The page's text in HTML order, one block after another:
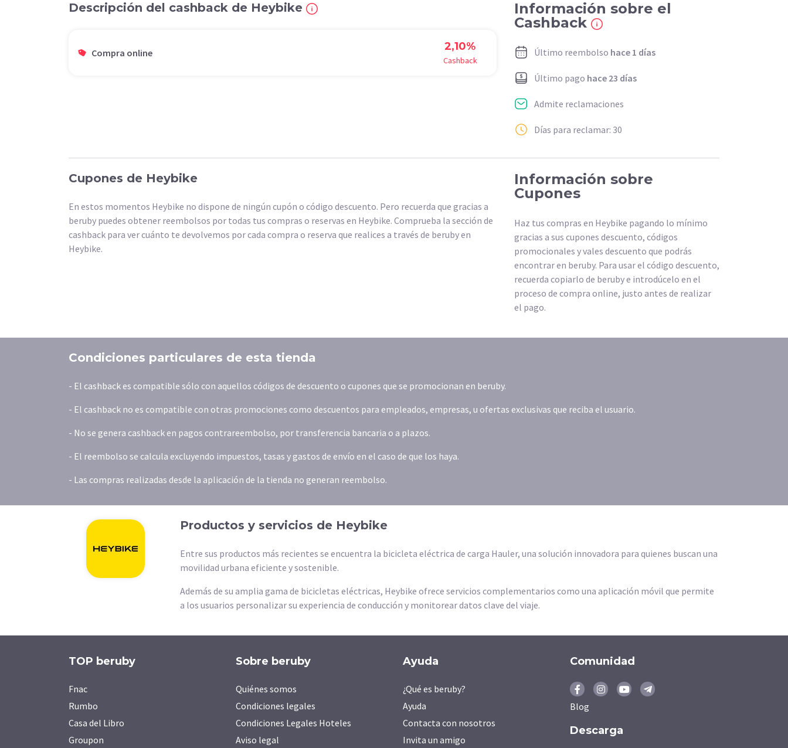
Descripción del cashback de Heybike
Compra online 2,10%
Cashback
Información sobre el
Cashback
Último reembolso hace 1 días
Último pago hace 23 días
Admite reclamaciones
Días para reclamar: 30
Cupones de Heybike
En estos momentos Heybike no dispone de ningún cupón o código descuento. Pero recuerda que gracias a
beruby puedes obtener reembolsos por todas tus compras o reservas en Heybike. Comprueba la sección de
cashback para ver cuánto te devolvemos por cada compra o reserva que realices a través de beruby en
Heybike.
Información sobre
Cupones
Haz tus compras en Heybike pagando lo mínimo
gracias a sus cupones descuento, códigos
promocionales y vales descuento que podrás
encontrar en beruby. Para usar el código descuento,
recuerda copiarlo de beruby e introdúcelo en el
proceso de compra online, justo antes de realizar
el pago.
Condiciones particulares de esta tienda
- El cashback es compatible sólo con aquellos códigos de descuento o cupones que se promocionan en beruby.
- El cashback no es compatible con otras promociones como descuentos para empleados, empresas, u ofertas exclusivas que reciba el usuario.
- No se genera cashback en pagos contrareembolso, por transferencia bancaria o a plazos.
- El reembolso se calcula excluyendo impuestos, tasas y gastos de envío en el caso de que los haya.
- Las compras realizadas desde la aplicación de la tienda no generan reembolso.
Productos y servicios de Heybike
Entre sus productos más recientes se encuentra la bicicleta eléctrica de carga Hauler, una solución innovadora para quienes buscan una
movilidad urbana eficiente y sostenible.
Además de su amplia gama de bicicletas eléctricas, Heybike ofrece servicios complementarios como una aplicación móvil que permite
a los usuarios personalizar su experiencia de conducción y monitorear datos clave del viaje.
TOP beruby
Fnac
Rumbo
Casa del Libro
Groupon
Sobre beruby
Quiénes somos
Condiciones legales
Condiciones Legales Hoteles
Aviso legal
Ayuda
¿Qué es beruby?
Ayuda
Contacta con nosotros
Invita un amigo
Comunidad
Blog
Descarga